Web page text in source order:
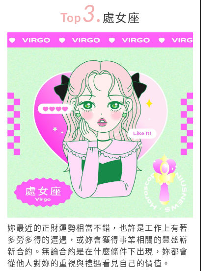
Top 3. 處女座
妳最近的正財運勢相當不錯，也許是工作上有著
多勞多得的遭遇，或妳會獲得事業相關的豐盛嶄
新合約。無論合約是在什麼條件下出現，妳都會
從他人對妳的重視與禮遇看見自己的價值。